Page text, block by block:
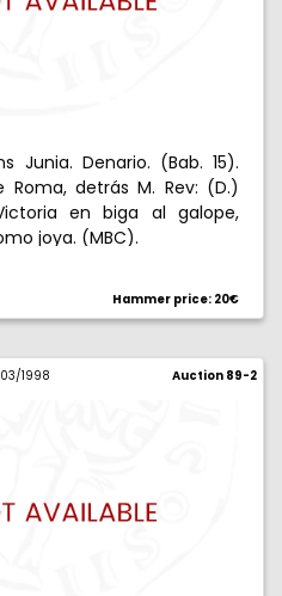
Junia. Denario. (Bab. 15).
detrás M. Rev: (D.)
Victoria en biga al galope,
joya. (MBC).
Hammer price: 20€
1998 Auction 89-2